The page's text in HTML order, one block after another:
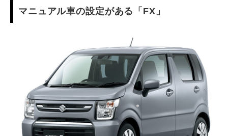
マニュアル車の設定がある「FX」